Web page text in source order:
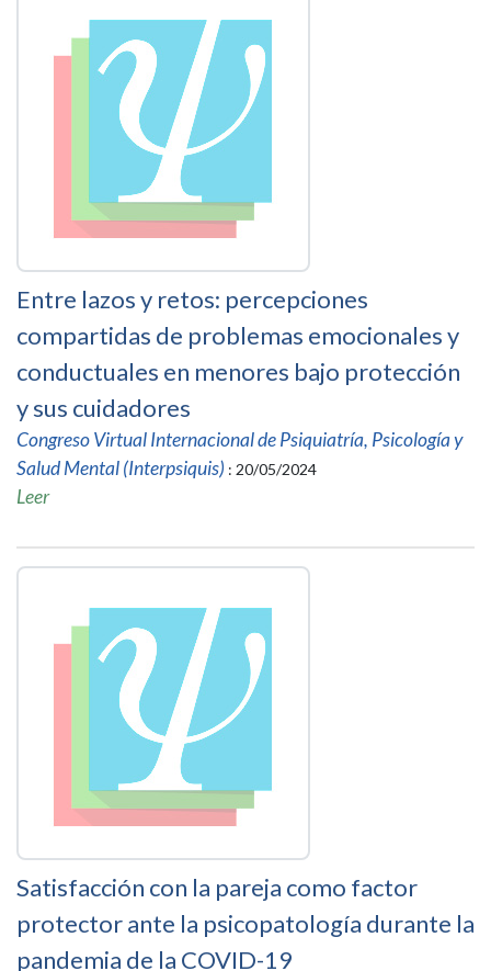
Entre lazos y retos: percepciones
compartidas de problemas emocionales y
conductuales en menores bajo protección
y sus cuidadores
Congreso Virtual Internacional de Psiquiatría, Psicología y
Salud Mental (Interpsiquis) : 20/05/2024
Leer
Satisfacción con la pareja como factor
protector ante la psicopatología durante la
pandemia de la COVID-19